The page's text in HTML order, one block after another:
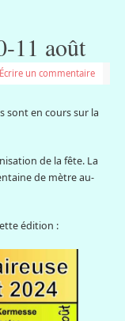
11 août
Écrire un commentaire
sont en cours sur la
de la fête. La
de mètre au-
édition :